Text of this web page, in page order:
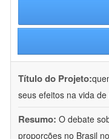
Título do Projeto:
seus efeitos na vida
Resumo: O debate
proporções no Brasil